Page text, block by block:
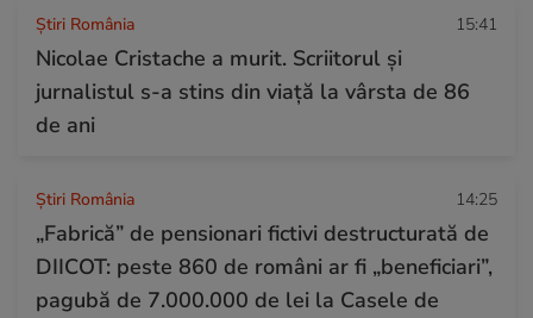
Știri România 15:41
Nicolae Cristache a murit. Scriitorul și
jurnalistul s-a stins din viață la vârsta de 86
de ani
Știri România 14:25
„Fabrică” de pensionari fictivi destructurată de
DIICOT: peste 860 de români ar fi „beneficiari”,
pagubă de 7.000.000 de lei la Casele de